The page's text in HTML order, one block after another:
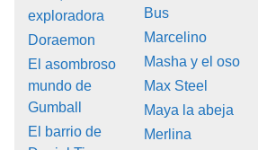
exploradora
Doraemon
El asombroso
mundo de
Gumball
El barrio de
Bus
Marcelino
Masha y el oso
Max Steel
Maya la abeja
Merlina